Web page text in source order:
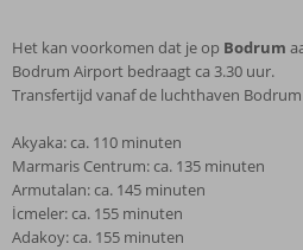
Het kan voorkomen dat je op Bodrum
Bodrum Airport bedraagt ca 3.30 uur.
Transfertijd vanaf de luchthaven
Akyaka: ca. 110 minuten
Marmaris Centrum: ca. 135 minuten
Armutalan: ca. 145 minuten
İcmeler: ca. 155 minuten
Adakoy: ca. 155 minuten